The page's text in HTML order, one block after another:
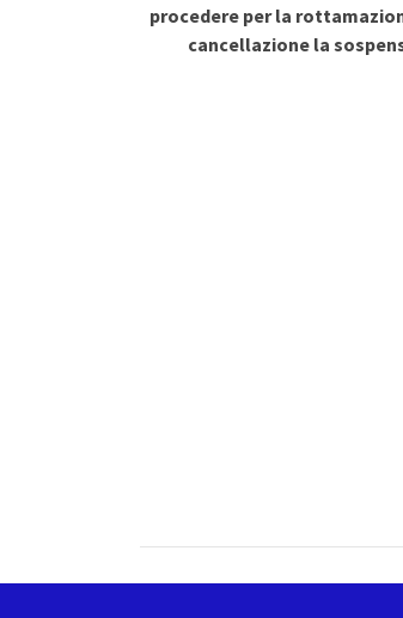
procedere per la
cancellazione la